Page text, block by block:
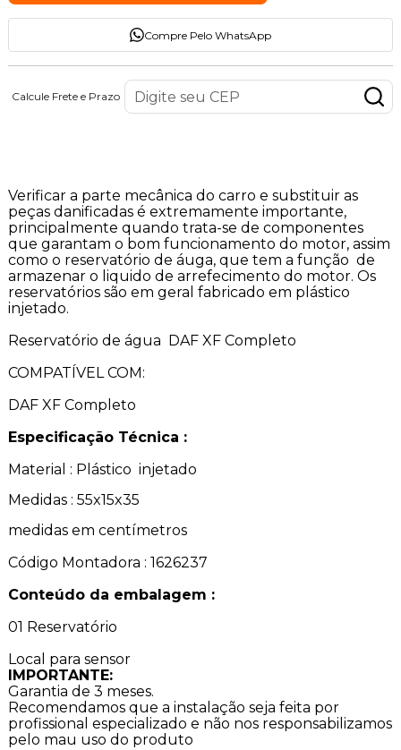
Compre Pelo WhatsApp
Calcule Frete e Prazo
Verificar a parte mecânica do carro e substituir as
peças danificadas é extremamente importante,
principalmente quando trata-se de componentes
que garantam o bom funcionamento do motor, assim
como o reservatório de áuga, que tem a função de
armazenar o liquido de arrefecimento do motor. Os
reservatórios são em geral fabricado em plástico
injetado.
Reservatório de água DAF XF Completo
COMPATÍVEL COM:
DAF XF Completo
Especificação Técnica :
Material : Plástico injetado
Medidas : 55x15x35
medidas em centímetros
Código Montadora : 1626237
Conteúdo da embalagem :
01 Reservatório
Local para sensor
IMPORTANTE:
Garantia de 3 meses.
Recomendamos que a instalação seja feita por
profissional especializado e não nos responsabilizamos
pelo mau uso do produto